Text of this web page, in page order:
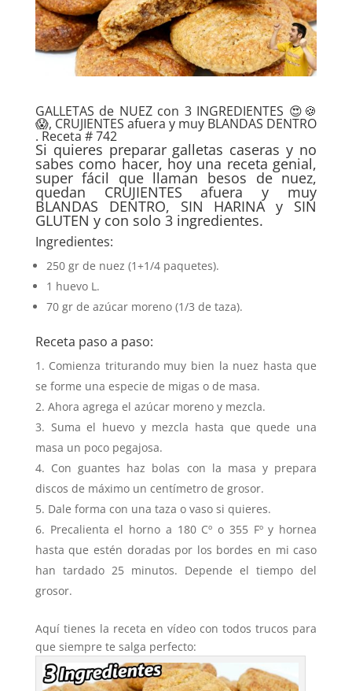
GALLETAS de NUEZ con 3 INGREDIENTES 😍🍪
😱, CRUJIENTES afuera y muy BLANDAS DENTRO
. Receta # 742
Si quieres preparar galletas caseras y no
sabes como hacer, hoy una receta genial,
super fácil que llaman besos de nuez,
quedan CRUJIENTES afuera y muy
BLANDAS DENTRO, SIN HARINA y SIN
GLUTEN y con solo 3 ingredientes.
Ingredientes:
250 gr de nuez (1+1/4 paquetes).
1 huevo L.
70 gr de azúcar moreno (1/3 de taza).
Receta paso a paso:
Comienza triturando muy bien la nuez hasta que
se forme una especie de migas o de masa.
Ahora agrega el azúcar moreno y mezcla.
Suma el huevo y mezcla hasta que quede una
masa un poco pegajosa.
Con guantes haz bolas con la masa y prepara
discos de máximo un centímetro de grosor.
Dale forma con una taza o vaso si quieres.
Precalienta el horno a 180 Cº o 355 Fº y hornea
hasta que estén doradas por los bordes en mi caso
han tardado 25 minutos. Depende el tiempo del
grosor.
Aquí tienes la receta en vídeo con todos trucos para
que siempre te salga perfecto: